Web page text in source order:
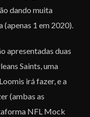
dando muita
1 em 2020).
apresentadas duas
Saints, uma
irá fazer, e a
(ambas as
NFL Mock